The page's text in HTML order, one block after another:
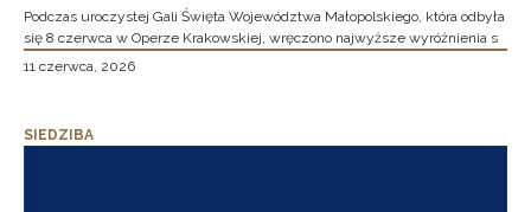
Podczas uroczystej Gali Święta Województwa Małopolskiego, która odbyła
się 8 czerwca w Operze Krakowskiej, wręczono najwyższe wyróżnienia s
11 czerwca, 2026
SIEDZIBA